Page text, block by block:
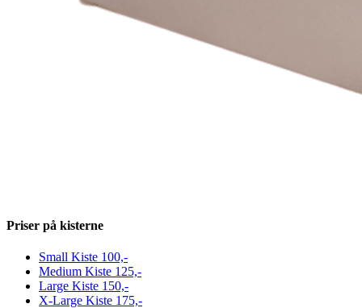
Priser på kisterne
Small Kiste 100,-
Medium Kiste 125,-
Large Kiste 150,-
X-Large Kiste 175,-